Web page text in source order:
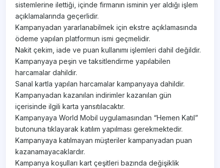
sistemlerine ilettiği, içinde firmanın isminin yer aldığı işlem
açıklamalarında geçerlidir.
Kampanyadan yararlanabilmek için ekstre açıklamasında
ödeme yapılan platformun ismi geçmelidir.
Nakit çekim, iade ve puan kullanımı işlemleri dahil değildir.
Kampanyaya peşin ve taksitlendirme yapılabilen
harcamalar dahildir.
Sanal kartla yapılan harcamalar kampanyaya dahildir.
Kampanyadan kazanılan indirimler kazanılan gün
içerisinde ilgili karta yansıtılacaktır.
Kampanyaya World Mobil uygulamasından “Hemen Katıl”
butonuna tıklayarak katılım yapılması gerekmektedir.
Kampanyaya katılmayan müşteriler kampanyadan puan
kazanamayacaklardır.
Kampanya koşulları kart çeşitleri bazında değişiklik